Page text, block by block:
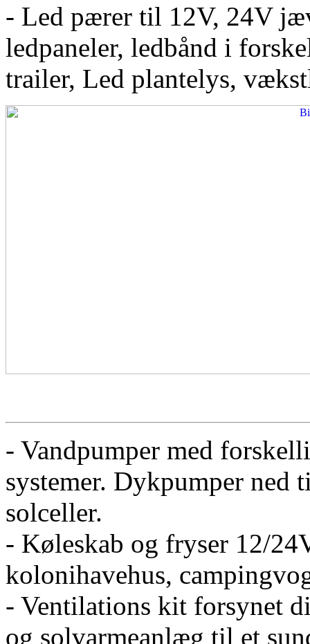
- Led pærer til 12V, 24V
ledpaneler, ledbånd i
trailer, Led plantelys,
- Vandpumper med
systemer. Dykpumper ned
solceller.
- Køleskab og fryser 12/
kolonihavehus,
- Ventilations kit forsynet
og solvarmeanlæg til et